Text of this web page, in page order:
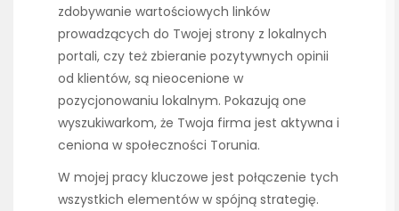
zdobywanie wartościowych linków
prowadzących do Twojej strony z lokalnych
portali, czy też zbieranie pozytywnych opinii
od klientów, są nieocenione w
pozycjonowaniu lokalnym. Pokazują one
wyszukiwarkom, że Twoja firma jest aktywna i
ceniona w społeczności Torunia.
W mojej pracy kluczowe jest połączenie tych
wszystkich elementów w spójną strategię.